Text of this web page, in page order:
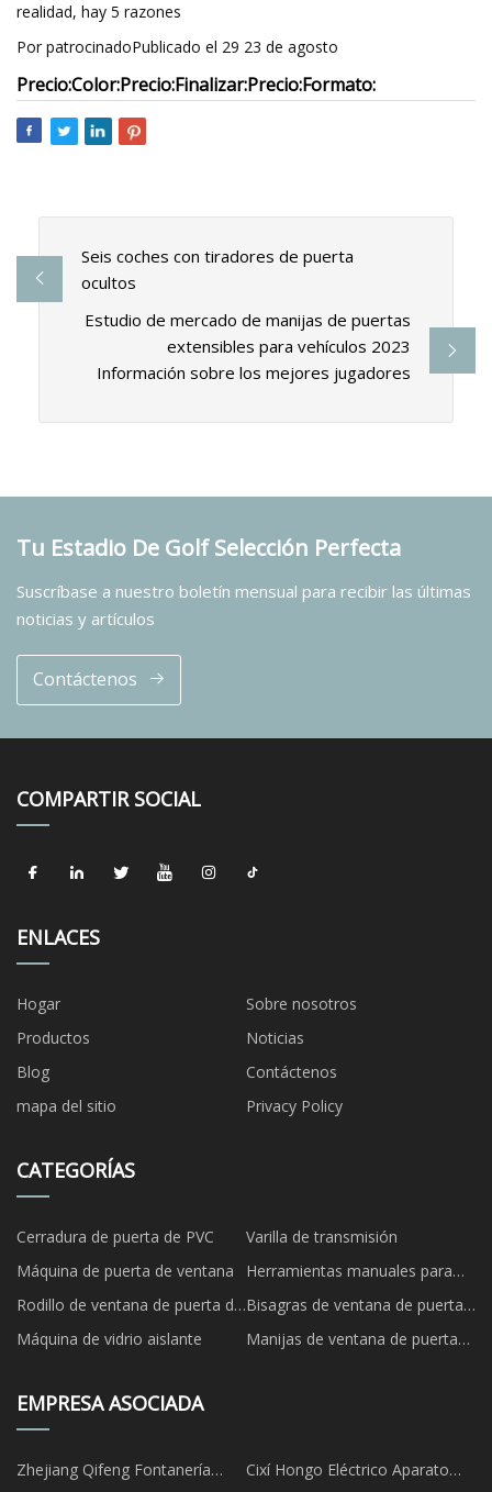
realidad, hay 5 razones
Por patrocinadoPublicado el 29 23 de agosto
Precio:Color:Precio:Finalizar:Precio:Formato:
Seis coches con tiradores de puerta
ocultos
Estudio de mercado de manijas de puertas
extensibles para vehículos 2023
Información sobre los mejores jugadores
Tu Estadio De Golf Selección Perfecta
Suscríbase a nuestro boletín mensual para recibir las últimas
noticias y artículos
Contáctenos
COMPARTIR SOCIAL
ENLACES
Hogar
Sobre nosotros
Productos
Noticias
Blog
Contáctenos
mapa del sitio
Privacy Policy
CATEGORÍAS
Cerradura de puerta de PVC
Varilla de transmisión
Máquina de puerta de ventana
Herramientas manuales para
puertas y ventanas
Rodillo de ventana de puerta de
UPVC
Bisagras de ventana de puerta
de UPVC
Máquina de vidrio aislante
Manijas de ventana de puerta
EMPRESA ASOCIADA
Zhejiang Qifeng Fontanería
Cixí Hongo Eléctrico Aparato